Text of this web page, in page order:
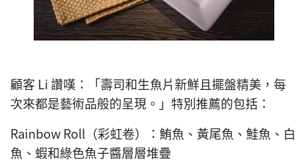
顧客 Li 讚嘆：「壽司和生魚片新鮮且擺盤精美，每
次來都是藝術品般的呈現。」特別推薦的包括：
Rainbow Roll（彩虹卷）：鮪魚、黃尾魚、鮭魚、白
魚、蝦和綠色魚子醬層層堆疊